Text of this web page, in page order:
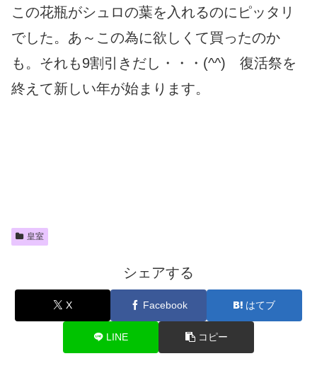
この花瓶がシュロの葉を入れるのにピッタリ
でした。あ～この為に欲しくて買ったのか
も。それも9割引きだし・・・(^^) 復活祭を
終えて新しい年が始まります。
皇室
シェアする
X Facebook はてブ
LINE コピー